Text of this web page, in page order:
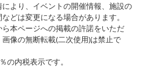
より、イベントの開催情報、施設の
どは変更になる場合があります。
本ページへの掲載の許諾をいただ
像の無断転載(二次使用)は禁止で
内税表示です。